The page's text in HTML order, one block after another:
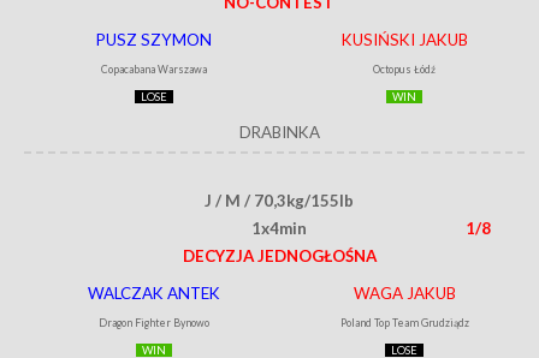
PUSZ SZYMON
Copacabana Warszawa
LOSE
KUSIŃSKI JAKUB
Octopus Łódź
WIN
DRABINKA
J / M / 70,3kg/155lb
1x4min
1/8
DECYZJA JEDNOGŁOŚNA
WALCZAK ANTEK
Dragon Fighter Bynowo
WIN
WAGA JAKUB
Poland Top Team Grudziądz
LOSE